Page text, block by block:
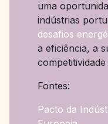
uma
indústrias
desafios
a eficiência, a
Fontes:
Pacto da